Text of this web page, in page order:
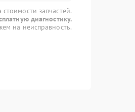
запчастей.
диагностику.
на неисправность.